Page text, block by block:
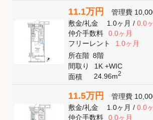
11.1万円 管理費
敷金/礼金 1.0ヶ月/ 0.0
仲介手数料
0.0ヶ月
フリーレント
1.0ヶ月
所在階 8階
間取り
1K +WIC
面積
24.96m2
11.5万円 管理費
敷金/礼金 1.0ヶ月/ 0.0
仲介手数料
0.0ヶ月